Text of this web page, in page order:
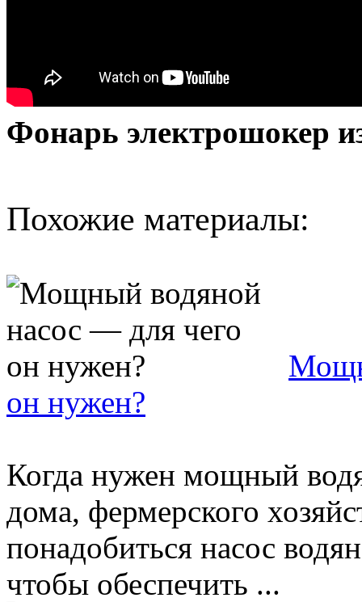
Фонарь электрошокер
Похожие материалы:
он нужен?
Когда нужен мощный
дома, фермерского
понадобиться насос
чтобы обеспечить ...